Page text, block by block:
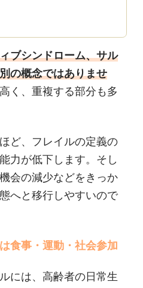
ブシンドローム、サル
の概念ではありませ
く、重複する部分も多
ど、フレイルの定義の
力が低下します。そし
会の減少などをきっか
へと移行しやすいので
食事・運動・社会参加
には、高齢者の日常生